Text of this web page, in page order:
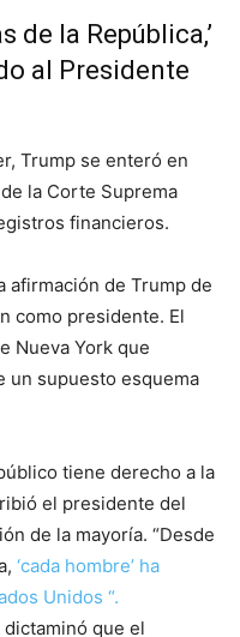
de la República,’
al Presidente
Trump se enteró en
la Corte Suprema
financieros.
afirmación de Trump de
como presidente. El
Nueva York que
un supuesto esquema
tiene derecho a la
el presidente del
de la mayoría. “Desde
‘cada hombre’ ha
Unidos “.
que el